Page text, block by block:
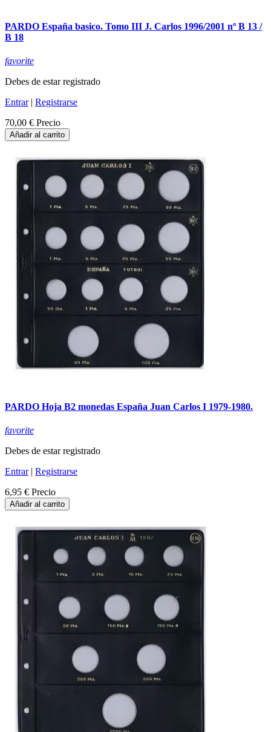
PARDO España basico. Tomo III J. Carlos 1996/2001 nº B 13 /
B 18
favorite
Debes de estar registrado
Entrar| Registrarse
70,00 € Precio
Añadir al carrito
PARDO Hoja B2 monedas España Juan Carlos I 1979-1980.
favorite
Debes de estar registrado
Entrar| Registrarse
6,95 € Precio
Añadir al carrito